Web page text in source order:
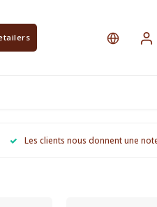
Les clients nous donnent une